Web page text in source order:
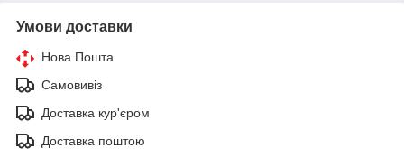
Умови доставки
Нова Пошта
Самовивіз
Доставка кур'єром
Доставка поштою